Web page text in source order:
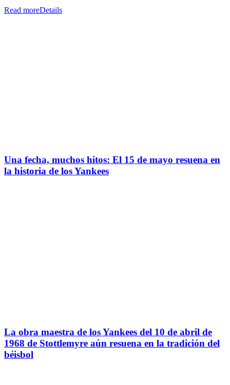
Read moreDetails
Una fecha, muchos hitos: El 15 de mayo resuena en
la historia de los Yankees
La obra maestra de los Yankees del 10 de abril de
1968 de Stottlemyre aún resuena en la tradición del
béisbol